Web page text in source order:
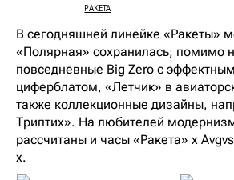
РAKETA
В сегодняшней линейке «Ракеты»
«Полярная» сохранилась; помимо
повседневные Big Zero с
циферблатом, «Летчик» в
также коллекционные дизайны,
Триптих». На любителей
рассчитаны и часы «Ракета» х
х.